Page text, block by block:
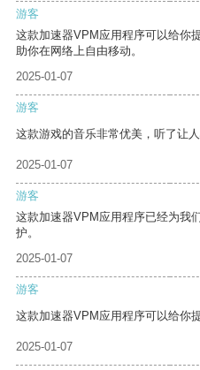
游客
这款加速器VPM应用程序可以给你
助你在网络上自由移动。
2025-01-07
游客
这款游戏的音乐非常优美，听了让人
2025-01-07
游客
这款加速器VPM应用程序已经为我
护。
2025-01-07
游客
这款加速器VPM应用程序可以给你
2025-01-07